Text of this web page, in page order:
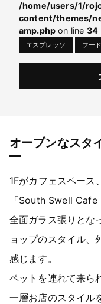
/home/users/1/
content/themes/
amp.php on line 34
エスプレッソ フー
オープンなスタ
1Fがカフェスペース
「South Swell Cafe
全面ガラス張りとな
ョップのスタイル、
感じます。
ペットを連れて来ら
一層お店のスタイル